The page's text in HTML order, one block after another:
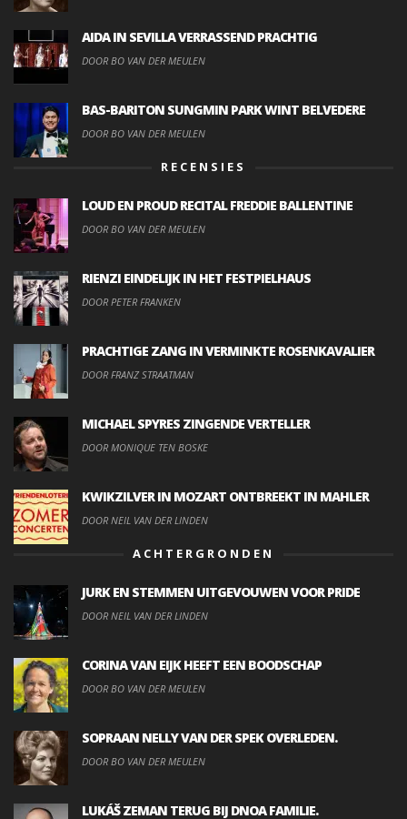
AIDA IN SEVILLA VERRASSEND PRACHTIG
DOOR BO VAN DER MEULEN
BAS-BARITON SUNGMIN PARK WINT BELVEDERE
DOOR BO VAN DER MEULEN
RECENSIES
LOUD EN PROUD RECITAL FREDDIE BALLENTINE
DOOR BO VAN DER MEULEN
RIENZI EINDELIJK IN HET FESTPIELHAUS
DOOR PETER FRANKEN
PRACHTIGE ZANG IN VERMINKTE ROSENKAVALIER
DOOR FRANZ STRAATMAN
MICHAEL SPYRES ZINGENDE VERTELLER
DOOR MONIQUE TEN BOSKE
KWIKZILVER IN MOZART ONTBREEKT IN MAHLER
DOOR NEIL VAN DER LINDEN
ACHTERGRONDEN
JURK EN STEMMEN UITGEVOUWEN VOOR PRIDE
DOOR NEIL VAN DER LINDEN
CORINA VAN EIJK HEEFT EEN BOODSCHAP
DOOR BO VAN DER MEULEN
SOPRAAN NELLY VAN DER SPEK OVERLEDEN.
DOOR BO VAN DER MEULEN
LUKÁŠ ZEMAN TERUG BIJ DNOA FAMILIE.